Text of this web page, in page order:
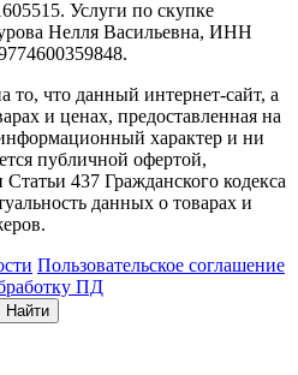
Услуги по скупке
Нелля Васильевна, ИНН
что данный интернет-сайт, а
и ценах, предоставленная на
характер и ни
публичной офертой,
437 Гражданского кодекса
данных о товарах и
Пользовательское соглашение
ПД
Найти